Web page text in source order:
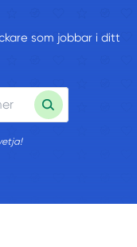
som jobbar i ditt